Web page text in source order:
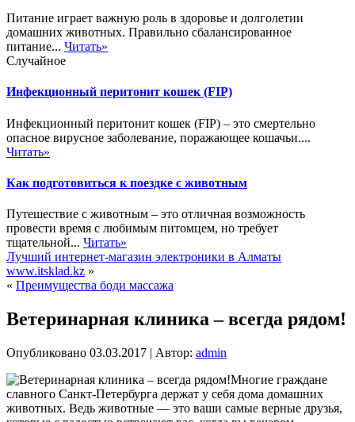
Питание играет важную роль в здоровье и долголетии
домашних животных. Правильно сбалансированное
питание... Читать»
Случайное
Инфекционный перитонит кошек (FIP)
Инфекционный перитонит кошек (FIP) – это смертельно
опасное вирусное заболевание, поражающее кошачьи....
Читать»
Как подготовиться к поездке с животным
Путешествие с животным – это отличная возможность
провести время с любимым питомцем, но требует
тщательной... Читать»
Лучший интернет-магазин электроники в Алматы
www.itsklad.kz »
« Преимущества боди массажа
Ветеринарная клиника – всегда рядом!
Опубликовано 03.03.2017 | Автор: admin
Многие граждане
славного Санкт-Петербурга держат у себя дома домашних
животных. Ведь животные — это ваши самые верные друзья,